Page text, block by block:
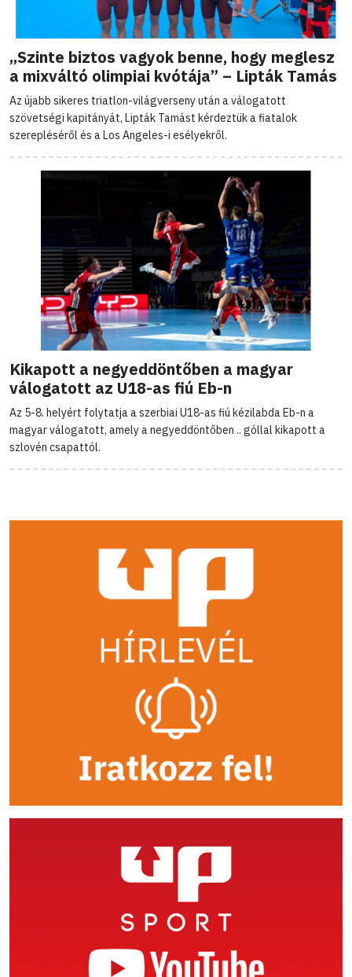
„Szinte biztos vagyok benne, hogy meglesz
a mixváltó olimpiai kvótája” – Lipták Tamás
Az újabb sikeres triatlon-világverseny után a válogatott
szövetségi kapitányát, Lipták Tamást kérdeztük a fiatalok
szerepléséről és a Los Angeles-i esélyekről.
Kikapott a negyeddöntőben a magyar
válogatott az U18-as fiú Eb-n
Az 5-8. helyért folytatja a szerbiai U18-as fiú kézilabda Eb-n a
magyar válogatott, amely a negyeddöntőben .. góllal kikapott a
szlovén csapattól.